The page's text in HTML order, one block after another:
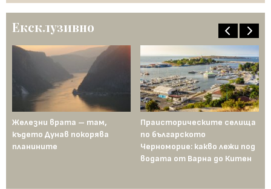
Ексклузивно
Железни врата – там,
където Дунав покорява
планините
Праисторическите селища
по българското
Черноморие: какво лежи под
водата от Варна до Китен